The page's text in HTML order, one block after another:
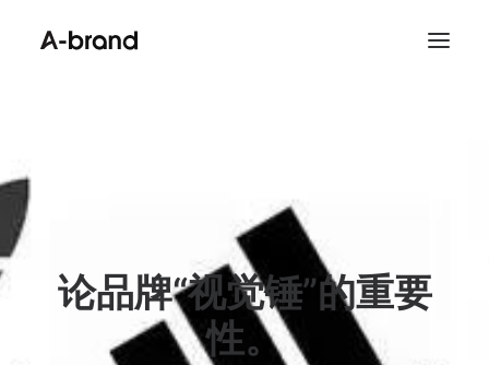
联系论品牌“视觉锤”的重要
性。